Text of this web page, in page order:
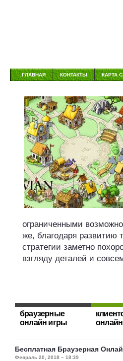
ГЛАВНАЯ КОНТАКТЫ КАРТА
ограниченными
же, благодаря развитию
стратегии заметно
взгляду деталей и
браузерные
онлайн игры
Бесплатная Браузерная
Февраль 20, 2018 – 18:39